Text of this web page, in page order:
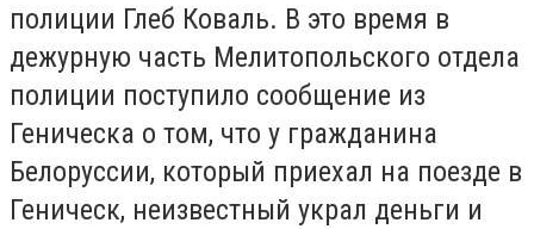
полиции Глеб Коваль. В это время в
дежурную часть Мелитопольского отдела
полиции поступило сообщение из
Геническа о том, что у гражданина
Белоруссии, который приехал на поезде в
Геническ, неизвестный украл деньги и